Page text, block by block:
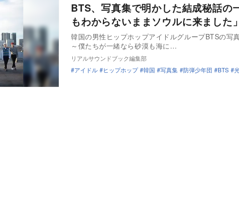
BTS、写真集で明かした結成秘話の
もわからないままソウルに来ました」
韓国の男性ヒップホップアイドルグループBTSの写
～僕たちが一緒なら砂漠も海に…
リアルサウンドブック編集部
アイドル
ヒップホップ 韓国 写真集 防弾少年団 BTS